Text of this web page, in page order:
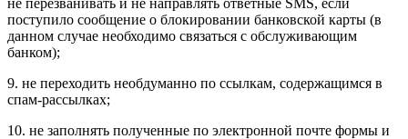
поступило сообщение о блокировании банковской карты (в
данном случае необходимо связаться с обслуживающим
банком);
9. не переходить необдуманно по ссылкам, содержащимся в
спам-рассылках;
10. не заполнять полученные по электронной почте формы и